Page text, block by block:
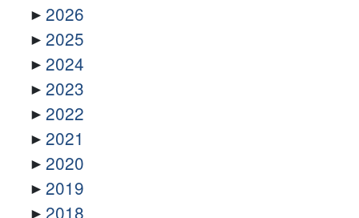
2026
2025
2024
2023
2022
2021
2020
2019
2018